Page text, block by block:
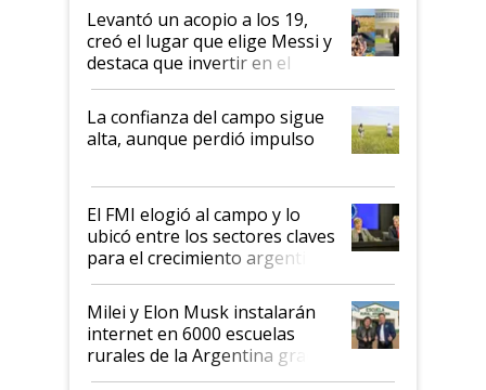
Levantó un acopio a los 19,
creó el lugar que elige Messi y
destaca que invertir en el
kirchnerismo era como "darle
plata a un hijo para droga":
Juan Félix Rossetti, el libertario
que de una dura crisis salió
de Milei
La confianza del campo sigue
alta, aunque perdió impulso
El FMI elogió al campo y lo
ubicó entre los sectores claves
para el crecimiento argentino
Milei y Elon Musk instalarán
internet en 6000 escuelas
rurales de la Argentina gracias
a un acuerdo con Starlink